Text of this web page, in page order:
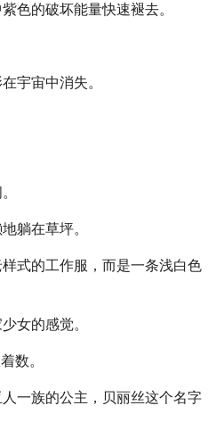
色的破坏能量快速褪去。
宇宙中消失。
躺在草坪。
式的工作服，而是一条浅白色
女的感觉。
数。
一族的公主，贝丽丝这个名字